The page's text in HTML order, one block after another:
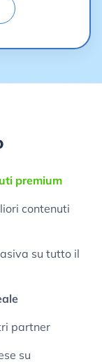
premium
contenuti
su tutto il
partner
su